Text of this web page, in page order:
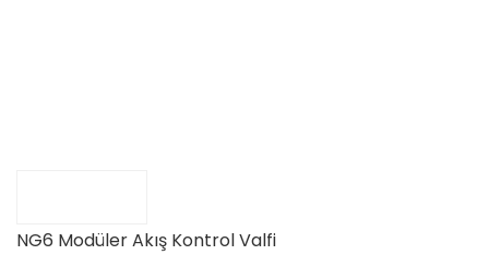
NG6 Modüler Akış Kontrol Valfi